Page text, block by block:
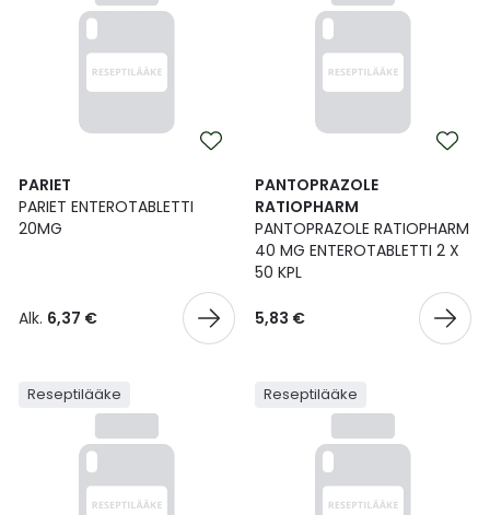
PARIET
PARIET ENTEROTABLETTI
20MG
Alk. 6,37 €
PANTOPRAZOLE
RATIOPHARM
PANTOPRAZOLE RATIOPHARM
40 MG ENTEROTABLETTI 2 X
50 KPL
5,83 €
Reseptilääke Reseptilääke